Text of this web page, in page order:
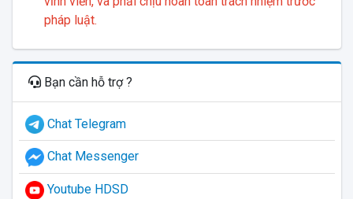
pháp luật.
Bạn cần hỗ trợ ?
Chat Telegram
Chat Messenger
Youtube HDSD